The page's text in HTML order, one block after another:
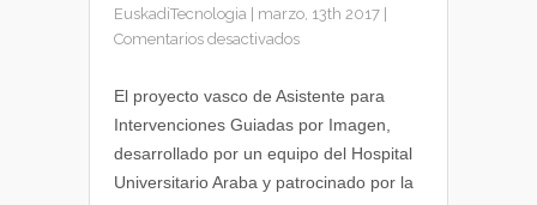
EuskadiTecnologia marzo, 13th 2017
Comentarios desactivadosen
proyecto
Hospital
Universitario
Araba
El proyecto vasco de Asistente para
Intervenciones Guiadas por Imagen,
desarrollado por un equipo del Hospital
Universitario Araba y patrocinado por la